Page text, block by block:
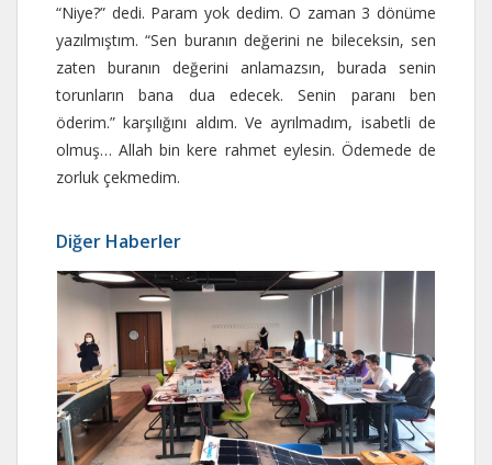
“Niye?” dedi. Param yok dedim. O zaman 3 dönüme
yazılmıştım. “Sen buranın değerini ne bileceksin, sen
zaten buranın değerini anlamazsın, burada senin
torunların bana dua edecek. Senin paranı ben
öderim.” karşılığını aldım. Ve ayrılmadım, isabetli de
olmuş… Allah bin kere rahmet eylesin. Ödemede de
zorluk çekmedim.
Diğer Haberler